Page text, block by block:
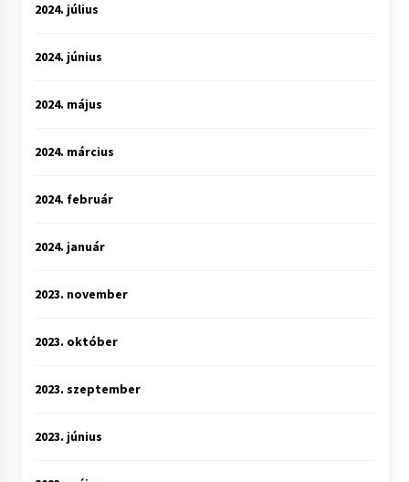
2024. július
2024. június
2024. május
2024. március
2024. február
2024. január
2023. november
2023. október
2023. szeptember
2023. június